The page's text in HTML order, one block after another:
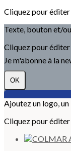
Cliquez pour éditer
Texte, bouton et/
Cliquez pour éditer
Je m'abonne à la
OK
Ajoutez un logo,
Cliquez pour éditer